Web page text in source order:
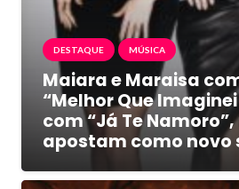
DESTAQUE MÚSICA
Maiara e Maraisa
“Melhor Que
com “Já Te
apostam como novo